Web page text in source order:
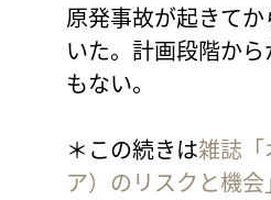
原発事故が起きて
いた。計画段階か
もない。
＊この続きは雑誌
ア）のリスクと機会」